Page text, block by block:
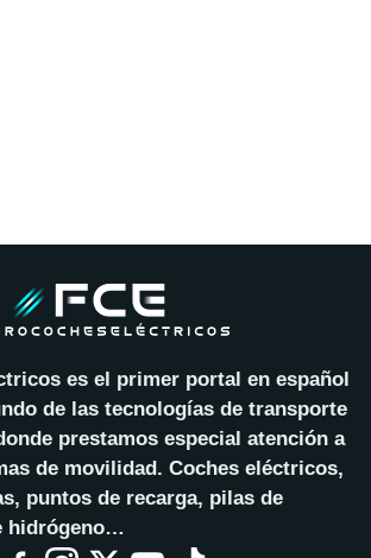
es el primer portal en español
de las tecnologías de transporte
prestamos especial atención a
de movilidad. Coches eléctricos,
puntos de recarga, pilas de
hidrógeno…